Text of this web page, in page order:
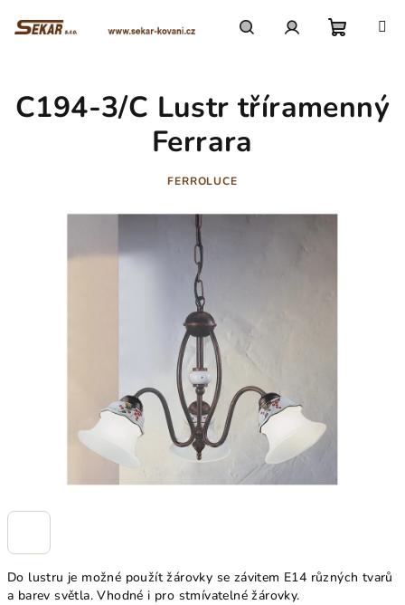
košík
Do lustru je možné použít žárovky se závitem E14 různých tvarů
a barev světla. Vhodné i pro stmívatelné žárovky.
C194-3/C Lustr tříramenný
Ferrara
FERROLUCE